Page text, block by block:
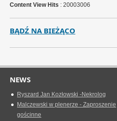
Content View Hits : 20003006
BĄDŹ NA BIEŻĄCO
NEWS
Ryszard Jan Kozłowski -Nekrolog
Malczewski w plenerze - Zaproszenie
gościnne